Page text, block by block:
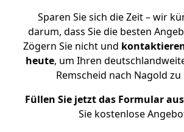
Sparen Sie sich die Zeit – wir
darum, dass Sie die besten
Zögern Sie nicht und
heute, um Ihren
Remscheid nach Nagold zu
Füllen Sie jetzt das Formular aus
Sie kostenlose